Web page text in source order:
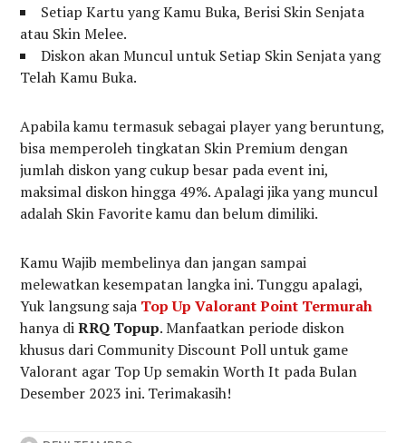
Setiap Kartu yang Kamu Buka, Berisi Skin Senjata
atau Skin Melee.
Diskon akan Muncul untuk Setiap Skin Senjata yang
Telah Kamu Buka.
Apabila kamu termasuk sebagai player yang beruntung,
bisa memperoleh tingkatan Skin Premium dengan
jumlah diskon yang cukup besar pada event ini,
maksimal diskon hingga 49%. Apalagi jika yang muncul
adalah Skin Favorite kamu dan belum dimiliki.
Kamu Wajib membelinya dan jangan sampai
melewatkan kesempatan langka ini. Tunggu apalagi,
Yuk langsung saja Top Up Valorant Point Termurah
hanya diRRQ Topup. Manfaatkan periode diskon
khusus dari Community Discount Poll untuk game
Valorant agar Top Up semakin Worth It pada Bulan
Desember 2023 ini. Terimakasih!